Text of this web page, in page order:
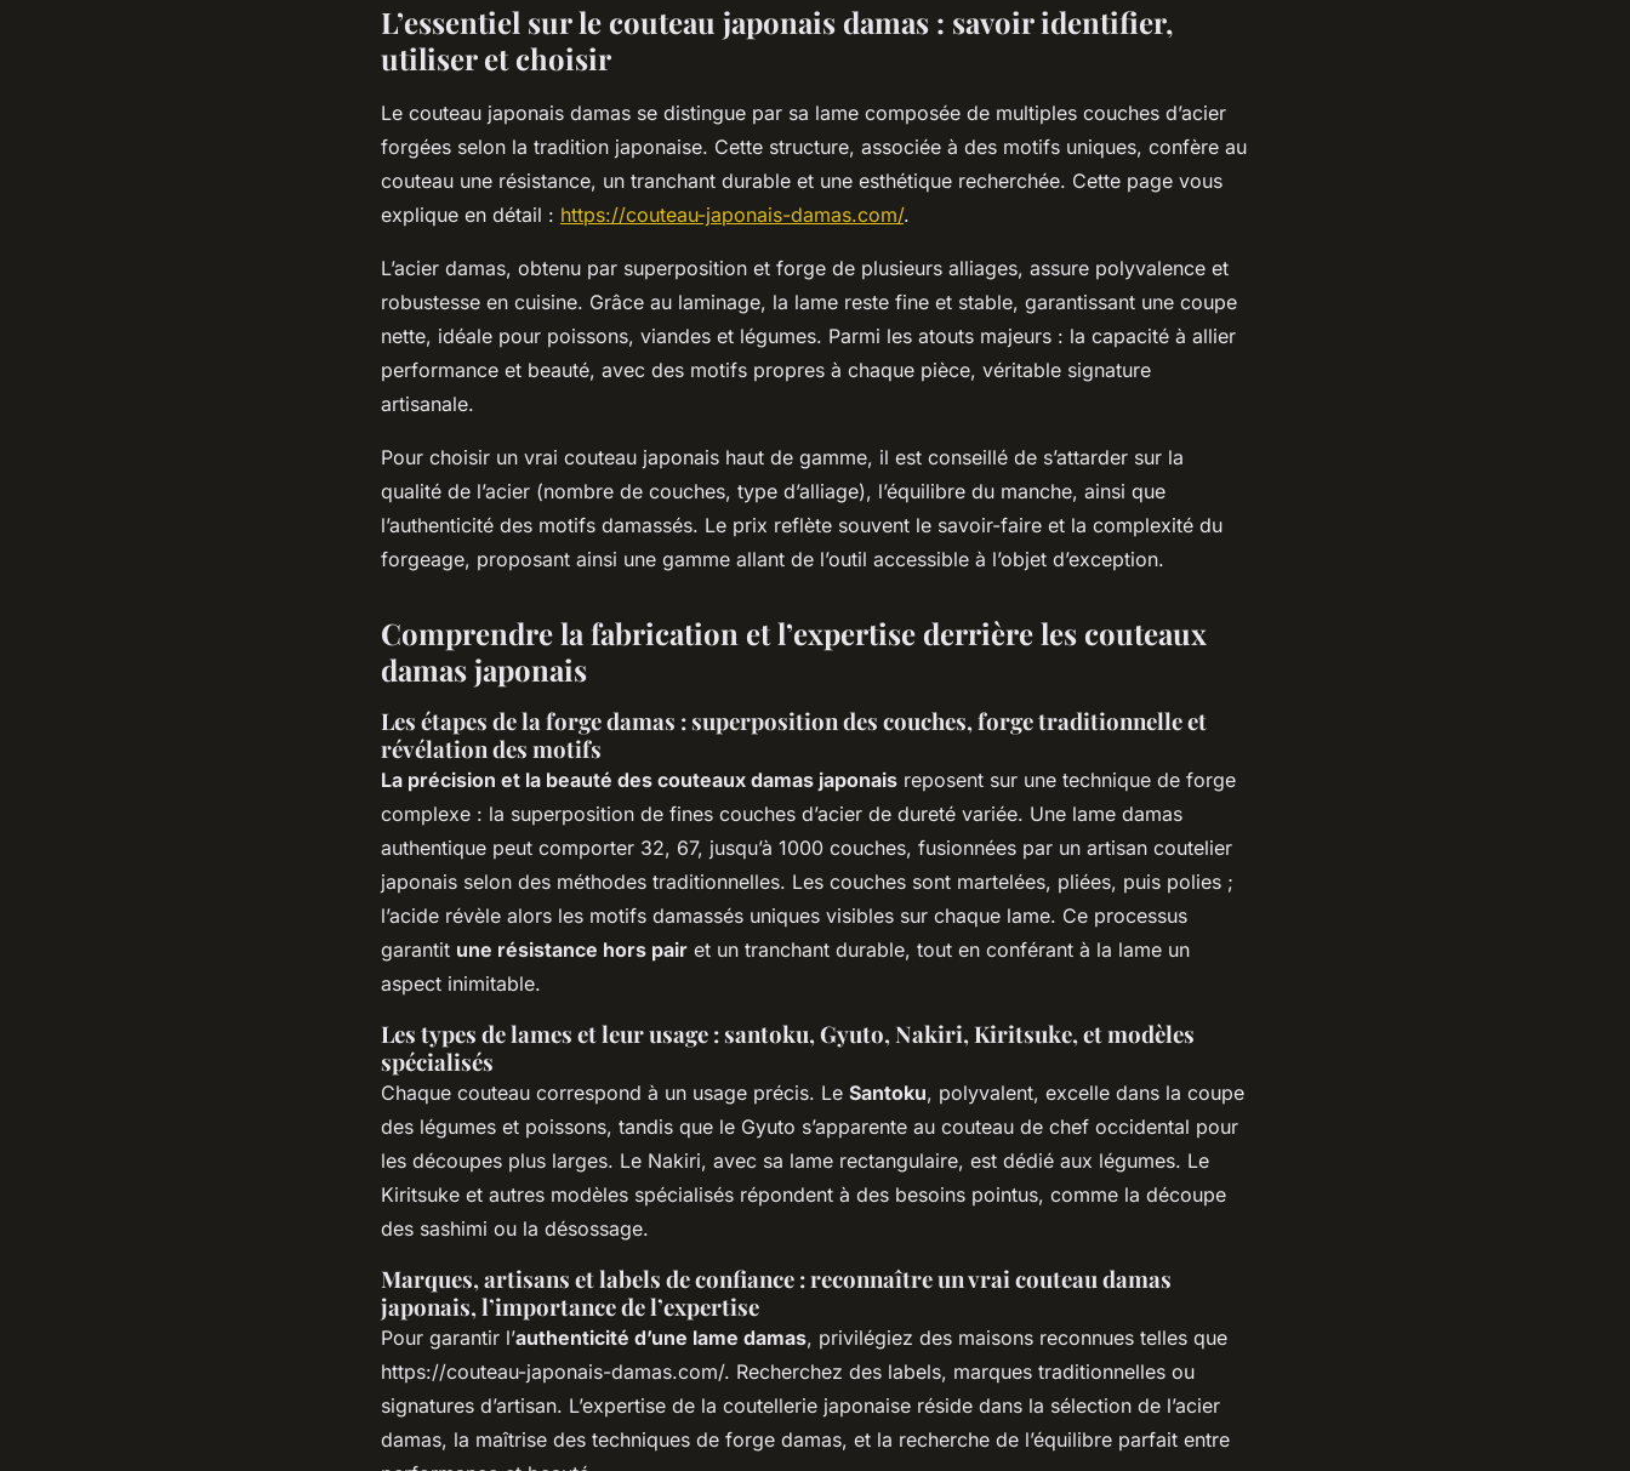
L’essentiel sur le couteau japonais damas : savoir identifier,
utiliser et choisir
Le couteau japonais damas se distingue par sa lame composée de multiples couches d’acier
forgées selon la tradition japonaise. Cette structure, associée à des motifs uniques, confère au
couteau une résistance, un tranchant durable et une esthétique recherchée. Cette page vous
explique en détail : https://couteau-japonais-damas.com/.
L’acier damas, obtenu par superposition et forge de plusieurs alliages, assure polyvalence et
robustesse en cuisine. Grâce au laminage, la lame reste fine et stable, garantissant une coupe
nette, idéale pour poissons, viandes et légumes. Parmi les atouts majeurs : la capacité à allier
performance et beauté, avec des motifs propres à chaque pièce, véritable signature
artisanale.
Pour choisir un vrai couteau japonais haut de gamme, il est conseillé de s’attarder sur la
qualité de l’acier (nombre de couches, type d’alliage), l’équilibre du manche, ainsi que
l’authenticité des motifs damassés. Le prix reflète souvent le savoir-faire et la complexité du
forgeage, proposant ainsi une gamme allant de l’outil accessible à l’objet d’exception.
Comprendre la fabrication et l’expertise derrière les couteaux
damas japonais
Les étapes de la forge damas : superposition des couches, forge traditionnelle et
révélation des motifs
La précision et la beauté des couteaux damas japonais reposent sur une technique de forge
complexe : la superposition de fines couches d’acier de dureté variée. Une lame damas
authentique peut comporter 32, 67, jusqu’à 1000 couches, fusionnées par un artisan coutelier
japonais selon des méthodes traditionnelles. Les couches sont martelées, pliées, puis polies ;
l’acide révèle alors les motifs damassés uniques visibles sur chaque lame. Ce processus
garantit une résistance hors pair et un tranchant durable, tout en conférant à la lame un
aspect inimitable.
Les types de lames et leur usage : santoku, Gyuto, Nakiri, Kiritsuke, et modèles
spécialisés
Chaque couteau correspond à un usage précis. Le Santoku, polyvalent, excelle dans la coupe
des légumes et poissons, tandis que le Gyuto s’apparente au couteau de chef occidental pour
les découpes plus larges. Le Nakiri, avec sa lame rectangulaire, est dédié aux légumes. Le
Kiritsuke et autres modèles spécialisés répondent à des besoins pointus, comme la découpe
des sashimi ou la désossage.
Marques, artisans et labels de confiance : reconnaître un vrai couteau damas
japonais, l’importance de l’expertise
Pour garantir l’authenticité d’une lame damas, privilégiez des maisons reconnues telles que
https://couteau-japonais-damas.com/. Recherchez des labels, marques traditionnelles ou
signatures d’artisan. L’expertise de la coutellerie japonaise réside dans la sélection de l’acier
damas, la maîtrise des techniques de forge damas, et la recherche de l’équilibre parfait entre